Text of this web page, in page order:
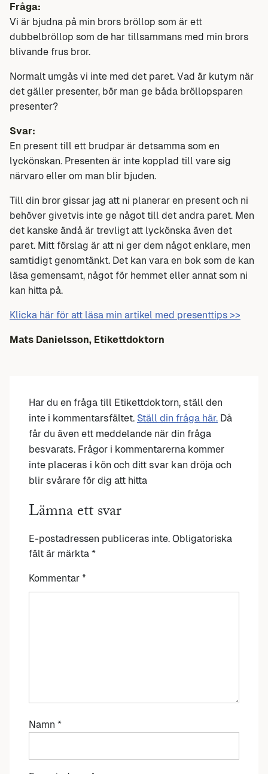
Fråga:
Vi är bjudna på min brors bröllop som är ett
dubbelbröllop som de har tillsammans med min brors
blivande frus bror.
Normalt umgås vi inte med det paret. Vad är kutym när
det gäller presenter, bör man ge båda bröllopsparen
presenter?
Svar:
En present till ett brudpar är detsamma som en
lyckönskan. Presenten är inte kopplad till vare sig
närvaro eller om man blir bjuden.
Till din bror gissar jag att ni planerar en present och ni
behöver givetvis inte ge något till det andra paret. Men
det kanske ändå är trevligt att lyckönska även det
paret. Mitt förslag är att ni ger dem något enklare, men
samtidigt genomtänkt. Det kan vara en bok som de kan
läsa gemensamt, något för hemmet eller annat som ni
kan hitta på.
Klicka här för att läsa min artikel med presenttips >>
Mats Danielsson, Etikettdoktorn
Har du en fråga till Etikettdoktorn, ställ den
inte i kommentarsfältet. Ställ din fråga här. Då
får du även ett meddelande när din fråga
besvarats. Frågor i kommentarerna kommer
inte placeras i kön och ditt svar kan dröja och
blir svårare för dig att hitta
Lämna ett svar
E-postadressen publiceras inte. Obligatoriska
fält är märkta *
Kommentar *
Namn *